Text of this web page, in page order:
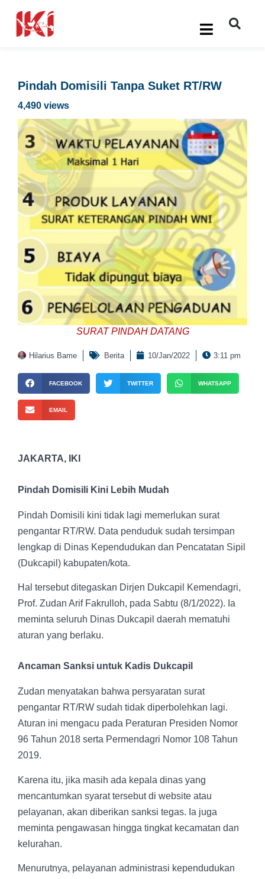
Pindah Domisili Tanpa Suket RT/RW
4,490 views
SURAT PINDAH DATANG
Hilarius Bame Berita 10/Jan/2022 3:11 pm
FACEBOOK TWITTER WHATSAPP
EMAIL
JAKARTA, IKI
Pindah Domisili Kini Lebih Mudah
Pindah Domisili kini tidak lagi memerlukan surat
pengantar RT/RW. Data penduduk sudah tersimpan
lengkap di Dinas Kependudukan dan Pencatatan Sipil
(Dukcapil) kabupaten/kota.
Hal tersebut ditegaskan Dirjen Dukcapil Kemendagri,
Prof. Zudan Arif Fakrulloh, pada Sabtu (8/1/2022). Ia
meminta seluruh Dinas Dukcapil daerah mematuhi
aturan yang berlaku.
Ancaman Sanksi untuk Kadis Dukcapil
Zudan menyatakan bahwa persyaratan surat
pengantar RT/RW sudah tidak diperbolehkan lagi.
Aturan ini mengacu pada Peraturan Presiden Nomor
96 Tahun 2018 serta Permendagri Nomor 108 Tahun
2019.
Karena itu, jika masih ada kepala dinas yang
mencantumkan syarat tersebut di website atau
pelayanan, akan diberikan sanksi tegas. Ia juga
meminta pengawasan hingga tingkat kecamatan dan
kelurahan.
Menurutnya, pelayanan administrasi kependudukan